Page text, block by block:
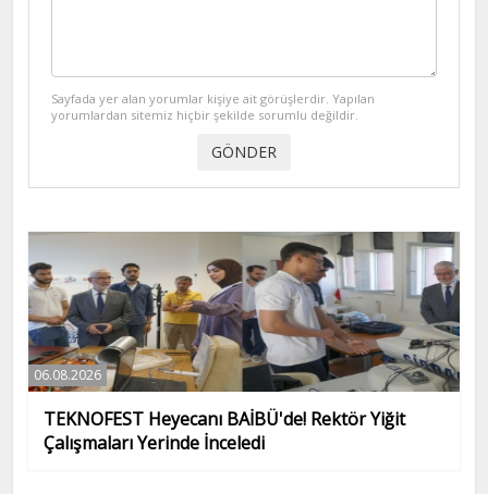
Sayfada yer alan yorumlar kişiye ait görüşlerdir. Yapılan
yorumlardan sitemiz hiçbir şekilde sorumlu değildir.
06.08.2026
TEKNOFEST Heyecanı BAİBÜ'de! Rektör Yiğit
Çalışmaları Yerinde İnceledi